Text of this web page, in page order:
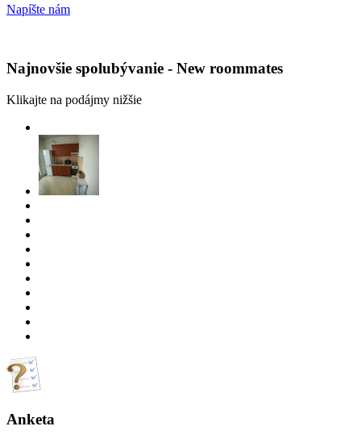
Napíšte nám
Najnovšie spolubývanie - New roommates
Klikajte na podájmy nižšie
Anketa